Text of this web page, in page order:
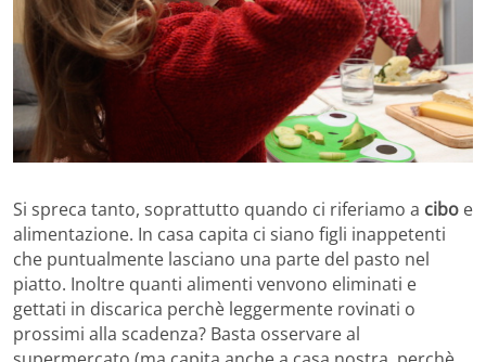
Si spreca tanto, soprattutto quando ci riferiamo a cibo e
alimentazione. In casa capita ci siano figli inappetenti
che puntualmente lasciano una parte del pasto nel
piatto. Inoltre quanti alimenti venvono eliminati e
gettati in discarica perchè leggermente rovinati o
prossimi alla scadenza? Basta osservare al